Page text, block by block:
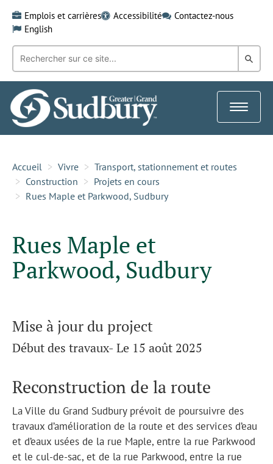
content
Emplois et carrières Accessibilité
Contactez-nous
English
Recherche
mot-
clé:
dans
Toggle
Accueil Vivre
Transport, stationnement et routes
Construction
Projets en cours
Rues Maple et Parkwood, Sudbury
Rues Maple et
Parkwood, Sudbury
Mise à jour du project
Début des travaux- Le 15 août 2025
Reconstruction de la route
La Ville du Grand Sudbury prévoit de poursuivre des
travaux d’amélioration de la route et des services d’eau
et d’eaux usées de la rue Maple, entre la rue Parkwood
et le cul-de-sac, et de la rue Parkwood, entre la rue